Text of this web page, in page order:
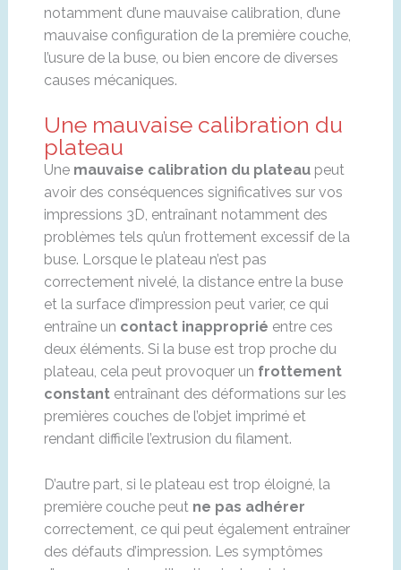
notamment d’une mauvaise calibration, d’une
mauvaise configuration de la première couche,
l’usure de la buse, ou bien encore de diverses
causes mécaniques.
Une mauvaise calibration du
plateau
Une mauvaise calibration du plateaupeut
avoir des conséquences significatives sur vos
impressions 3D, entraînant notamment des
problèmes tels qu’un frottement excessif de la
buse. Lorsque le plateau n’est pas
correctement nivelé, la distance entre la buse
et la surface d’impression peut varier, ce qui
entraîne un contact inapproprié entre ces
deux éléments. Si la buse est trop proche du
plateau, cela peut provoquer un frottement
constantentraînant des déformations sur les
premières couches de l’objet imprimé et
rendant difficile l’extrusion du filament.
D’autre part, si le plateau est trop éloigné, la
première couche peut ne pas adhérer
correctement, ce qui peut également entraîner
des défauts d’impression. Les symptômes